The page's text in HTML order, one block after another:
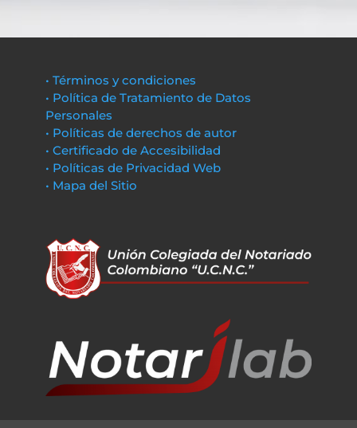
• Términos y condiciones
• Política de Tratamiento de Datos
Personales
• Políticas de derechos de autor
• Certificado de Accesibilidad
• Políticas de Privacidad Web
• Mapa del Sitio